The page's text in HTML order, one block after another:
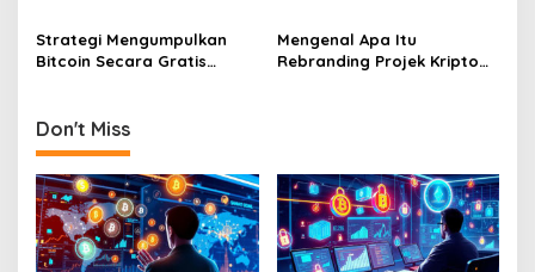
Jangka Panjang
Kripto
Strategi Mengumpulkan
Bitcoin Secara Gratis
Sekarang
Mengenal Apa Itu
Rebranding Projek Kripto
Don't Miss